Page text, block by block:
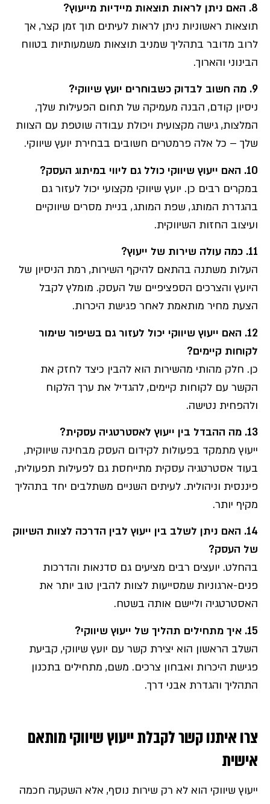
8. האם ניתן לראות תוצאות מיידיות מייעוץ?
תוצאות ראשוניות ניתן לראות לעיתים תוך זמן קצר, אך
לרוב מדובר בתהליך שמניב תוצאות משמעותיות בטווח
הבינוני והארוך.
9. מה חשוב לבדוק כשבוחרים יועץ שיווקי?
ניסיון קודם, הבנה מעמיקה של תחום הפעילות שלך,
המלצות, גישה מקצועית ויכולת עבודה שוטפת עם הצוות
שלך – כל אלה פרמטרים חשובים בבחירת יועץ שיווקי.
10. האם ייעוץ שיווקי כולל גם ליווי במיתוג העסק?
במקרים רבים כן. יועץ שיווקי מקצועי יכול לעזור גם
בהגדרת המותג, שפת המותג, בניית מסרים שיווקיים
ועיצוב החזות השיווקית.
11. כמה עולה שירות של ייעוץ?
העלות משתנה בהתאם להיקף השירות, רמת הניסיון של
היועץ והצרכים הספציפיים של העסק. מומלץ לקבל
הצעת מחיר מותאמת לאחר פגישת היכרות.
12. האם ייעוץ שיווקי יכול לעזור גם בשיפור שימור
לקוחות קיימים?
כן. חלק מהותי מהשירות הוא להבין כיצד לחזק את
הקשר עם לקוחות קיימים, להגדיל את ערך הלקוח
ולהפחית נטישה.
13. מה ההבדל בין ייעוץ לאסטרטגיה עסקית?
ייעוץ מתמקד בפעולות לקידום העסק מבחינה שיווקית,
בעוד אסטרטגיה עסקית מתייחסת גם לפעילות תפעולית,
פיננסית וניהולית. לעיתים השניים משתלבים יחד בתהליך
מקיף יותר.
14. האם ניתן לשלב בין ייעוץ לבין הדרכה לצוות השיווק
של העסק?
בהחלט. יועצים רבים מציעים גם סדנאות והדרכות
פנים-ארגוניות שמסייעות לצוות להבין טוב יותר את
האסטרטגיה וליישם אותה בשטח.
15. איך מתחילים תהליך של ייעוץ שיווקי?
השלב הראשון הוא יצירת קשר עם יועץ שיווקי, קביעת
פגישת היכרות ואבחון צרכים. משם, מתחילים בתכנון
התהליך והגדרת אבני דרך.
צרו איתנו קשר לקבלת ייעוץ שיווקי מותאם
אישית
ייעוץ שיווקי הוא לא רק שירות נוסף, אלא השקעה חכמה